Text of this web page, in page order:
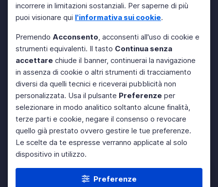
incorrere in limitazioni sostanziali. Per saperne di più
puoi visionare qui l'informativa sui cookie.
Premendo Acconsento, acconsenti all'uso di cookie e
strumenti equivalenti. Il tasto Continua senza
accettare chiude il banner, continuerai la navigazione
in assenza di cookie o altri strumenti di tracciamento
diversi da quelli tecnici e riceverai pubblicità non
personalizzata. Usa il pulsante Preferenze per
selezionare in modo analitico soltanto alcune finalità,
terze parti e cookie, negare il consenso o revocare
quello già prestato ovvero gestire le tue preferenze.
Le scelte da te espresse verranno applicate al solo
dispositivo in utilizzo.
Preferenze